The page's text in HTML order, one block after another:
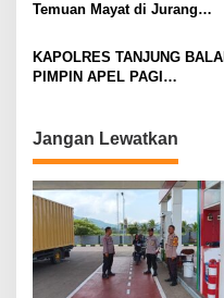
Temuan Mayat di Jurang
KAPOLRES TANJUNG BALAI
PIMPIN APEL PAGI
Jangan Lewatkan